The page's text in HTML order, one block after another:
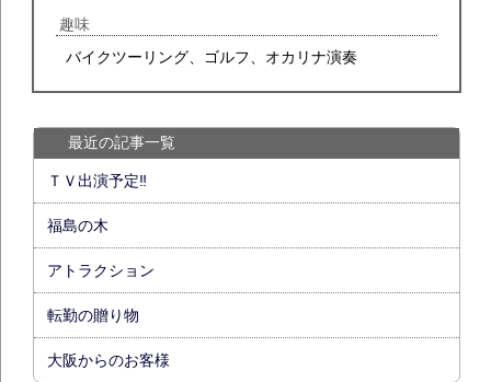
趣味
バイクツーリング、ゴルフ、オカリナ演奏
最近の記事一覧
ＴＶ出演予定‼
福島の木
アトラクション
転勤の贈り物
大阪からのお客様